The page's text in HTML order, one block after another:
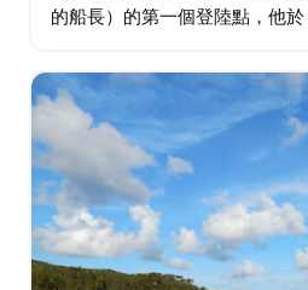
的船長）的第一個登陸點，他
定居點…